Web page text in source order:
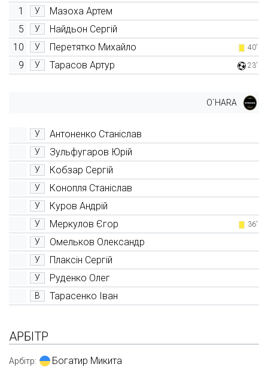
1
У
Мазоха Артем
5
У
Найдьон Сергій
10
У Перетятко Михайло 40'
9 У Тарасов Артур 23'
O`HARA
У Антоненко Станіслав
У Зульфугаров Юрій
У Кобзар Сергій
У Конопля Станіслав
У Куров Андрій
У Меркулов Єгор 36'
У Омельков Олександр
У Плаксін Сергій
У Руденко Олег
В Тарасенко Іван
АРБІТР
Арбітр: Богатир Микита